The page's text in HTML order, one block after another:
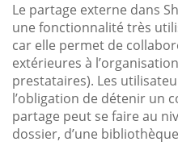
Le partage externe dans
une fonctionnalité très
car elle permet de
extérieures à
prestataires). Les
l’obligation de détenir un
partage peut se faire au
dossier, d’une